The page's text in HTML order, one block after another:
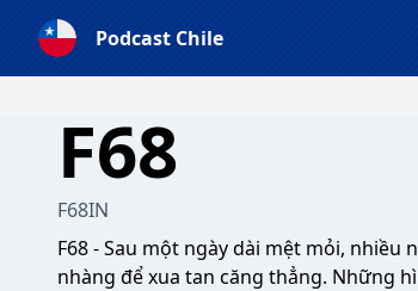
Podcast Chile
F68
F68IN
F68- Sau một ngày dài mệt mỏi,
nhàng để xua tan căng thẳng. Những